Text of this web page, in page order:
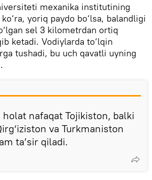
mexanika institutining
yoriq paydo bo‘lsa, balandligi
sel 3 kilometrdan ortiq
ketadi. Vodiylarda to‘lqin
tushadi, bu uch qavatli uyning
holat nafaqat Tojikiston, balki
va Turkmaniston
ta’sir qiladi.